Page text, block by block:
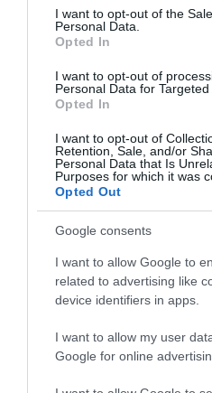
consent section.
I want to opt-out of the
Personal Data.
Opted In
I want to opt-out of
Personal Data for Targeted
Opted In
I want to opt-out of
Retention, Sale, and/or
Personal Data that Is
Purposes for which it was
Opted Out
Google consents
I want to allow Google to
related to advertising like
device identifiers in apps.
I want to allow my user
Google for online
ΕΛΛΑΔΑ
Έφεση κατά του
αποφυλάκισης του
σκεπτικό
08.05.2024 - 15:41